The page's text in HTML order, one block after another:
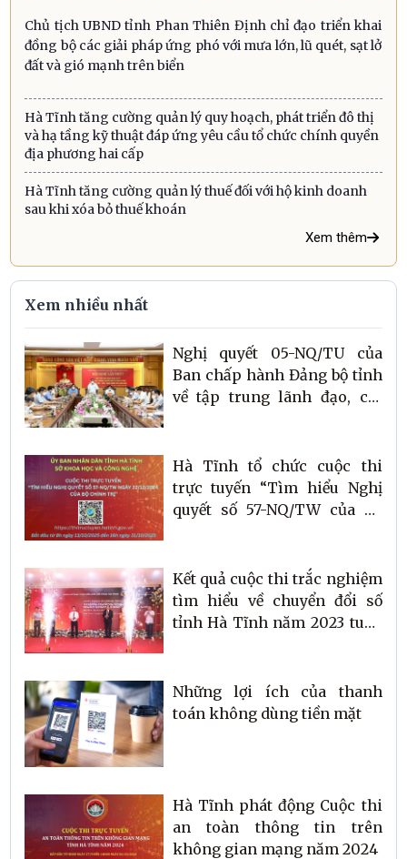
Chủ tịch UBND tỉnh Phan Thiên Định chỉ đạo triển khai
đồng bộ các giải pháp ứng phó với mưa lớn, lũ quét, sạt lở
đất và gió mạnh trên biển
Hà Tĩnh tăng cường quản lý quy hoạch, phát triển đô thị
và hạ tầng kỹ thuật đáp ứng yêu cầu tổ chức chính quyền
địa phương hai cấp
Hà Tĩnh tăng cường quản lý thuế đối với hộ kinh doanh
sau khi xóa bỏ thuế khoán
Xem thêm
Xem nhiều nhất
Nghị quyết 05-NQ/TU của
Ban chấp hành Đảng bộ tỉnh
về tập trung lãnh đạo, chỉ
định hướng đến năm 2030
Hà Tĩnh tổ chức cuộc thi
trực tuyến “Tìm hiểu Nghị
quyết số 57-NQ/TW của Bộ
chuyển đổi số quốc gia”
Kết quả cuộc thi trắc nghiệm
tìm hiểu về chuyển đổi số
tỉnh Hà Tĩnh năm 2023 tuần
Những lợi ích của thanh
toán không dùng tiền mặt
Hà Tĩnh phát động Cuộc thi
an toàn thông tin trên
không gian mạng năm 2024